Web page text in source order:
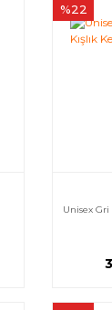
%22
Unisex Gri